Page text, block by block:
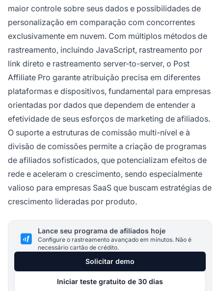
maior controle sobre seus dados e possibilidades de
personalização em comparação com concorrentes
exclusivamente em nuvem. Com múltiplos métodos de
rastreamento, incluindo JavaScript, rastreamento por
link direto e rastreamento server-to-server, o Post
Affiliate Pro garante atribuição precisa em diferentes
plataformas e dispositivos, fundamental para empresas
orientadas por dados que dependem de entender a
efetividade de seus esforços de marketing de afiliados.
O suporte a estruturas de comissão multi-nível e à
divisão de comissões permite a criação de programas
de afiliados sofisticados, que potencializam efeitos de
rede e aceleram o crescimento, sendo especialmente
valioso para empresas SaaS que buscam estratégias de
crescimento lideradas por produto.
Lance seu programa de afiliados hoje
Configure o rastreamento avançado em minutos. Não é
necessário cartão de crédito.
Solicitar demo
Iniciar teste gratuito de 30 dias